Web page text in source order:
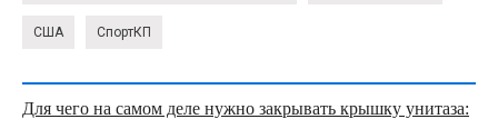
США СпортКП
Для чего на самом деле нужно закрывать крышку унитаза: